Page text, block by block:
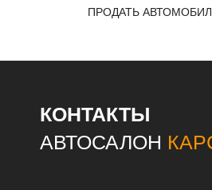
ПРОДАТЬ
КОНТАКТЫ
АВТОСАЛОН